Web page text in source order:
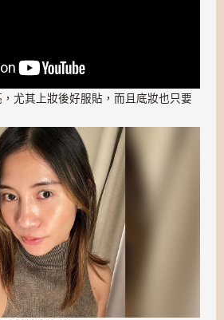
尤其上妝後好服貼，而且底妝也只要